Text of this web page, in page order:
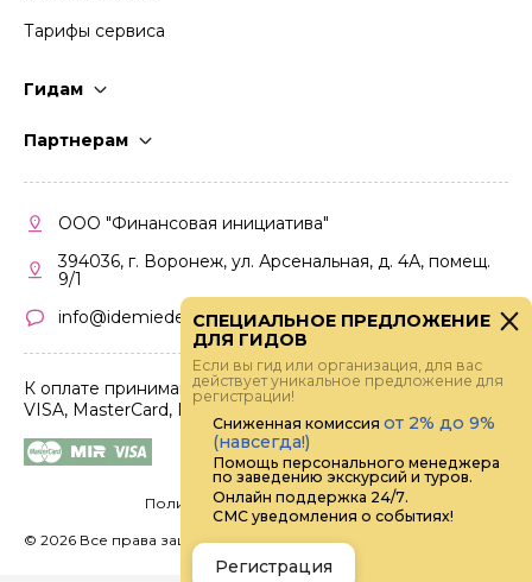
Тарифы сервиса
Гидам
Партнерам
Кабинет партнера
Правила участия
ООО "Финансовая инициатива"
394036, г. Воронеж, ул. Арсенальная, д. 4А, помещ.
9/1
info@idemiedem.ru
К оплате принимаются карты
VISA, MasterCard, МИР
Политика конфиденциальности
© 2026 Все права защищены.
СПЕЦИАЛЬНОЕ ПРЕДЛОЖЕНИЕ
ДЛЯ ГИДОВ
Если вы гид или организация, для вас
действует уникальное предложение для
регистрации!
Сниженная комиссия от 2% до 9%
(навсегда!)
Помощь персонального менеджера
по заведению экскурсий и туров.
Онлайн поддержка 24/7.
СМС уведомления о событиях!
Регистрация